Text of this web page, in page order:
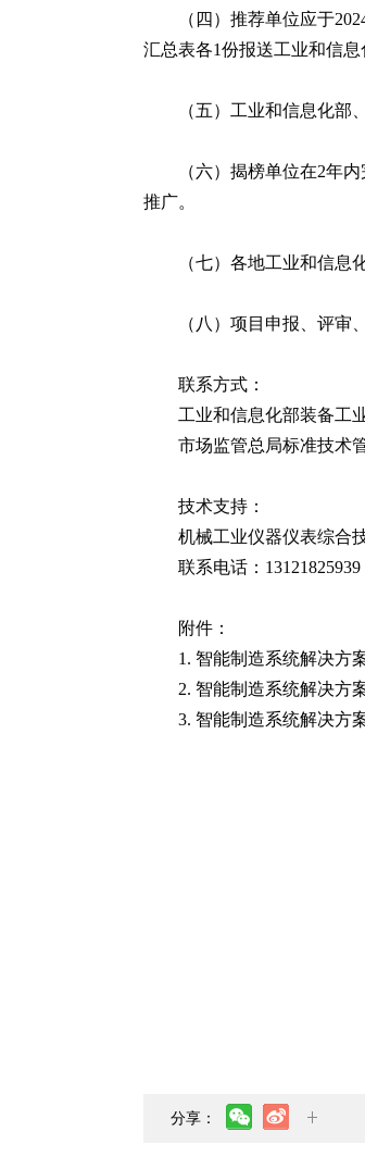
（四）推荐单位应于
汇总表各1份报送工业和信息
（五）工业和信息化部
（六）揭榜单位在2年
推广。
（七）各地工业和信息
（八）项目申报、评审
联系方式：
工业和信息化部装备工
市场监管总局标准技术
技术支持：
机械工业仪器仪表综合
联系电话：
附件：
1. 智能制造系统解决方
2. 智能制造系统解决方
3. 智能制造系统解决方
分享：